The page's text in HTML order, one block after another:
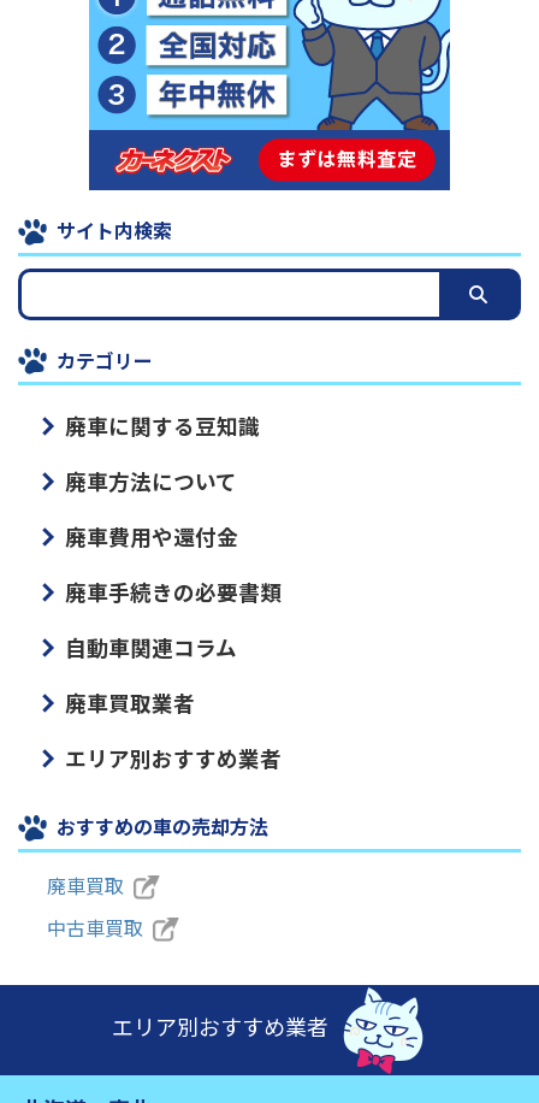
サイト内検索
カテゴリー
廃車に関する豆知識
廃車方法について
廃車費用や還付金
廃車手続きの必要書類
自動車関連コラム
廃車買取業者
エリア別おすすめ業者
おすすめの車の売却方法
廃車買取
中古車買取
エリア別おすすめ業者